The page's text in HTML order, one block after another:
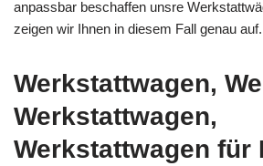
anpassbar beschaffen unsre
zeigen wir Ihnen in diesem Fall genau auf.
Werkstattwagen,
Werkstattwagen,
Werkstattwagen für